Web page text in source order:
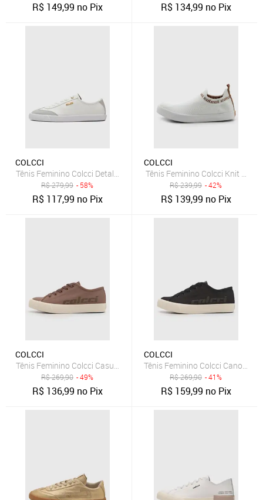
R$ 149,99 no Pix R$ 134,99 no Pix
COLCCI
Tênis Feminino Colcci Detalhe Dourado Branco
R$279,99 - 58%
R$ 117,99 no Pix
COLCCI
Tênis Feminino Colcci Knit Azul
R$239,99 - 42%
R$ 139,99 no Pix
COLCCI
Tênis Feminino Colcci Casual Marrom
R$269,90 - 49%
R$ 136,99 no Pix
COLCCI
Tênis Feminino Colcci Cano
R$269,90 - 41%
R$ 159,99 no Pix